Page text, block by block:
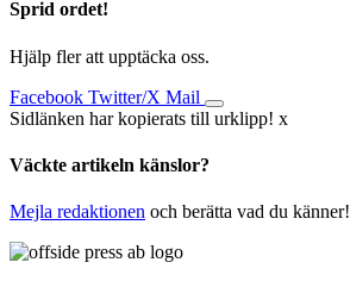
Sprid ordet!
Hjälp fler att upptäcka oss.
Facebook Twitter/X Mail
Sidlänken har kopierats till urklipp! x
Väckte artikeln känslor?
Mejla redaktionen och berätta vad du känner!